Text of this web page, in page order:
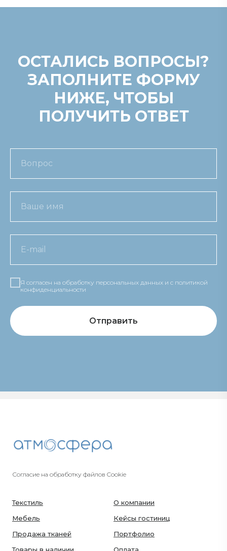
ОСТАЛИСЬ ВОПРОСЫ?
ЗАПОЛНИТЕ ФОРМУ
НИЖЕ, ЧТОБЫ
ПОЛУЧИТЬ ОТВЕТ
Я согласен на обработку персональных данных и c политикой
конфиденциальности
Отправить
Согласие на обработку файлов Cookie
Текстиль
Мебель
Продажа тканей
Товары в наличии
О компании
Кейсы гостиниц
Портфолио
Оплата